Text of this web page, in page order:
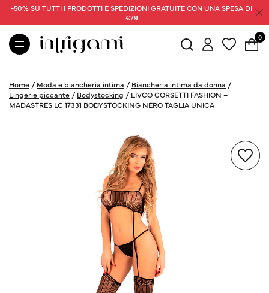
-50% SU TUTTI I PRODOTTI E SPEDIZIONI GRATUITE CON UNA SPESA DI
€79
0
Home / Moda e biancheria intima / Biancheria intima da donna /
Lingerie piccante / Bodystocking / LIVCO CORSETTI FASHION –
MADASTRES LC 17331 BODYSTOCKING NERO TAGLIA UNICA